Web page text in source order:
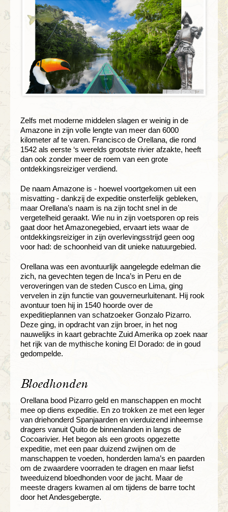
Zelfs met moderne middelen slagen er weinig in de
Amazone in zijn volle lengte van meer dan 6000
kilometer af te varen. Francisco de Orellana, die rond
1542 als eerste ‘s werelds grootste rivier afzakte, heeft
dan ook zonder meer de roem van een grote
ontdekkingsreiziger verdiend.
De naam Amazone is - hoewel voortgekomen uit een
misvatting - dankzij de expeditie onsterfelijk gebleken,
maar Orellana’s naam is na zijn tocht snel in de
vergetelheid geraakt. Wie nu in zijn voetsporen op reis
gaat door het Amazonegebied, ervaart iets waar de
ontdekkingsreiziger in zijn overlevingsstrijd geen oog
voor had: de schoonheid van dit unieke natuurgebied.
Orellana was een avontuurlijk aangelegde edelman die
zich, na gevechten tegen de Inca’s in Peru en de
veroveringen van de steden Cusco en Lima, ging
vervelen in zijn functie van gouverneurluitenant. Hij rook
avontuur toen hij in 1540 hoorde over de
expeditieplannen van schatzoeker Gonzalo Pizarro.
Deze ging, in opdracht van zijn broer, in het nog
nauwelijks in kaart gebrachte Zuid Amerika op zoek naar
het rijk van de mythische koning El Dorado: de in goud
gedompelde.
Bloedhonden
Orellana bood Pizarro geld en manschappen en mocht
mee op diens expeditie. En zo trokken ze met een leger
van driehonderd Spanjaarden en vierduizend inheemse
dragers vanuit Quito de binnenlanden in langs de
Cocoarivier. Het begon als een groots opgezette
expeditie, met een paar duizend zwijnen om de
manschappen te voeden, honderden lama’s en paarden
om de zwaardere voorraden te dragen en maar liefst
tweeduizend bloedhonden voor de jacht. Maar de
meeste dragers kwamen al om tijdens de barre tocht
door het Andesgebergte.